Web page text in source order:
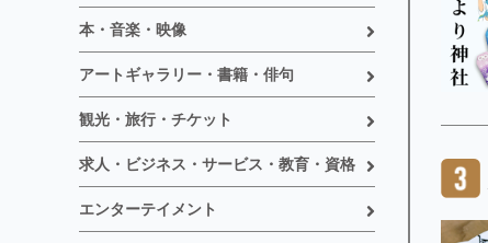
本・音楽・映像
アートギャラリー・書籍・俳句
観光・旅行・チケット
求人・ビジネス・サービス・教育・資格
エンターテイメント